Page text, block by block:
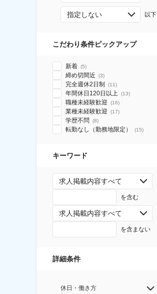
指定しない 以下
こだわり条件ピックアップ
新着 (5)
締め切間近 (3)
完全週休2日制 (11)
年間休日120日以上 (13)
職種未経験歓迎 (16)
業種未経験歓迎 (17)
学歴不問 (8)
転勤なし（勤務地限定） (15)
キーワード
求人掲載内容すべて
を含む
求人掲載内容すべて
を含まない
詳細条件
休日・働き方